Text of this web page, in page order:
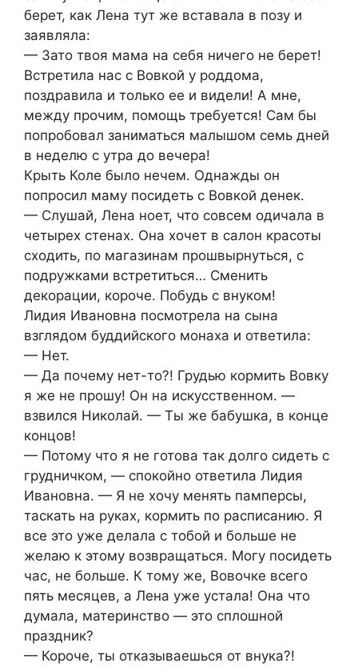
берет, как Лена тут же вставала в позу и
заявляла:
— Зато твоя мама на себя ничего не берет!
Встретила нас с Вовкой у роддома,
поздравила и только ее и видели! А мне,
между прочим, помощь требуется! Сам бы
попробовал заниматься малышом семь дней
в неделю с утра до вечера!
Крыть Коле было нечем. Однажды он
попросил маму посидеть с Вовкой денек.
— Слушай, Лена ноет, что совсем одичала в
четырех стенах. Она хочет в салон красоты
сходить, по магазинам прошвырнуться, с
подружками встретиться… Сменить
декорации, короче. Побудь с внуком!
Лидия Ивановна посмотрела на сына
взглядом буддийского монаха и ответила:
— Нет.
— Да почему нет-то?! Грудью кормить Вовку
я же не прошу! Он на искусственном. —
взвился Николай. — Ты же бабушка, в конце
концов!
— Потому что я не готова так долго сидеть с
грудничком, — спокойно ответила Лидия
Ивановна. — Я не хочу менять памперсы,
таскать на руках, кормить по расписанию. Я
все это уже делала с тобой и больше не
желаю к этому возвращаться. Могу посидеть
час, не больше. К тому же, Вовочке всего
пять месяцев, а Лена уже устала! Она что
думала, материнство — это сплошной
праздник?
— Короче, ты отказываешься от внука?!